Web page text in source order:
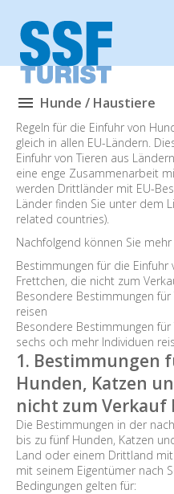
Hunde / Haustiere
Regeln für die Einfuhr von
gleich in allen EU-Ländern.
Einfuhr von Tieren aus
eine enge Zusammenarbeit
werden Drittländer mit EU-
Länder finden Sie unter dem
related countries).
Nachfolgend können Sie
Bestimmungen für die Einfuhr
Frettchen, die nicht zum
Besondere Bestimmungen
reisen
Besondere Bestimmungen
sechs och mehr Individuen
1. Bestimmungen
Hunden, Katzen
nicht zum
Die Bestimmungen in der
bis zu fünf Hunden, Katzen
Land oder einem Drittland
mit seinem Eigentümer nach
Bedingungen gelten für: